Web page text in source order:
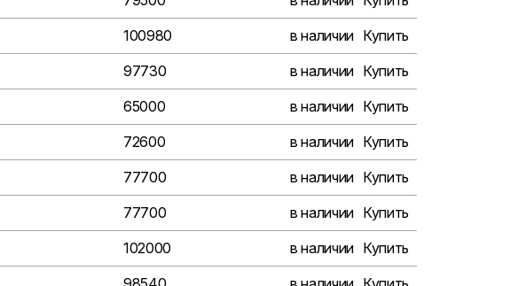
100980 в наличии Купить
97730 в наличии Купить
65000 в наличии Купить
72600 в наличии Купить
77700 в наличии Купить
77700 в наличии Купить
102000 в наличии Купить